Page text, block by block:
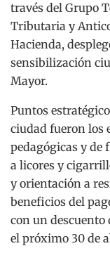
través del Grupo
Tributaria y
Hacienda,
sensibilización
Mayor.
Puntos
ciudad fueron los
pedagógicas y
a licores y
y orientación a
beneficios del
con un descuento
el próximo 30 de